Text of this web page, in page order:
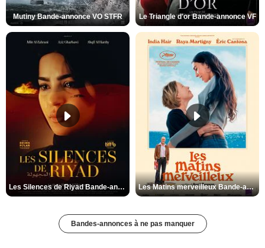
Mutiny Bande-annonce VO STFR Le Triangle d'or Bande-annonce VF
Les Silences de Riyad Bande-annonce VO STFR Les Matins merveilleux Bande-annonce VF
Bandes-annonces à ne pas manquer